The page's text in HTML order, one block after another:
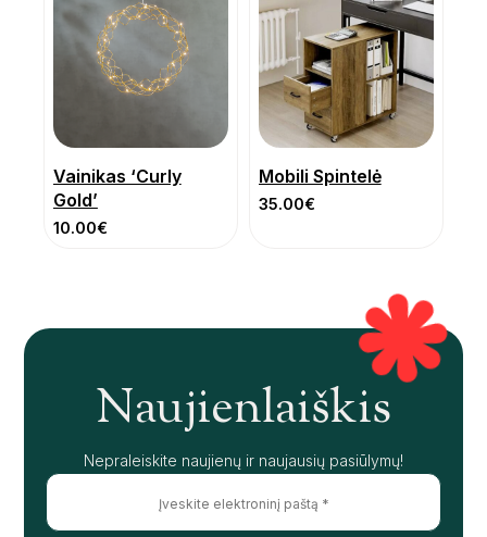
Vainikas ‘Curly
Gold’
10.00€
Mobili Spintelė
35.00€
Naujienlaiškis
Nepraleiskite naujienų ir naujausių pasiūlymų!